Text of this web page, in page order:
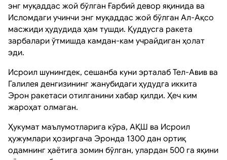
энг муқаддас жой бўлган Ғарбий девор яқинида ва
Исломдаги учинчи энг муқаддас жой бўлган Ал-Ақсо
масжиди ҳудудида ҳам тушди. Қуддусга ракета
зарбалари ўтмишда камдан-кам учрайдиган ҳолат
эди.
Исроил шунингдек, сешанба куни эрталаб Тел-Авив ва
Галилея денгизининг жанубидаги ҳудудга иккита
Эрон ракетаси отилганини хабар қилди. Ҳеч ким
жароҳат олмаган.
Ҳукумат маълумотларига кўра, АҚШ ва Исроил
ҳужумлари ҳозиргача Эронда 1300 дан ортиқ
одамнинг ҳаётига зомин бўлган, улардан 500 га яқини